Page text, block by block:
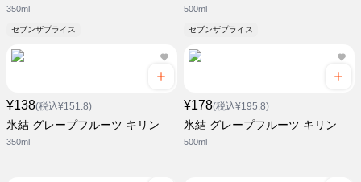
350ml
セブンザプライス
500ml
セブンザプライス
¥138(税込¥151.8)
氷結 グレープフルーツ キリン
350ml
¥178(税込¥195.8)
氷結 グレープフルーツ キリン
500ml